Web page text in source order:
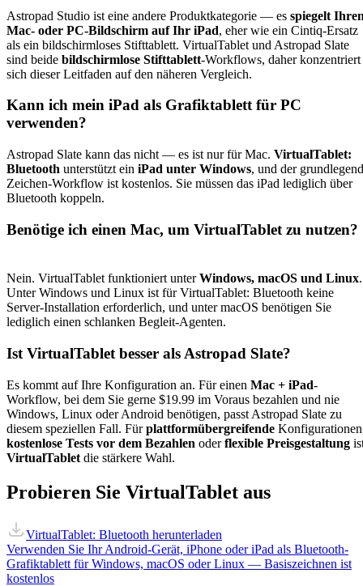
Astropad Studio ist eine andere Produktkategorie — es spiegelt
Mac- oder PC-Bildschirm auf Ihr iPad, eher wie ein Cintiq-Ersatz
als ein bildschirmloses Stifttablett. VirtualTablet und Astropad Slate
sind beide bildschirmlose Stifttablett-Workflows, daher konzentriert
sich dieser Leitfaden auf den näheren Vergleich.
Kann ich mein iPad als Grafiktablett für PC
verwenden?
Astropad Slate kann das nicht — es ist nur für Mac. VirtualTablet:
Bluetooth unterstützt ein iPad unter Windows, und der
Zeichen-Workflow ist kostenlos. Sie müssen das iPad lediglich über
Bluetooth koppeln.
Benötige ich einen Mac, um VirtualTablet zu nutzen?
Nein. VirtualTablet funktioniert unterWindows, macOS und Linux.
Unter Windows und Linux ist für VirtualTablet: Bluetooth keine
Server-Installation erforderlich, und unter macOS benötigen Sie
lediglich einen schlanken Begleit-Agenten.
Ist VirtualTablet besser als Astropad Slate?
Es kommt auf Ihre Konfiguration an. Für einen Mac + iPad-
Workflow, bei dem Sie gerne $19.99 im Voraus bezahlen und nie
Windows, Linux oder Android benötigen, passt Astropad Slate zu
diesem speziellen Fall. Fürplattformübergreifende
kostenlose Tests vor dem Bezahlen oderflexible Preisgestaltung
VirtualTablet die stärkere Wahl.
Probieren Sie VirtualTablet aus
VirtualTablet: Bluetooth herunterladen
Verwenden Sie Ihr Android-Gerät, iPhone oder iPad als Bluetooth-
Grafiktablett für Windows, macOS oder Linux — Basiszeichnen ist
kostenlos